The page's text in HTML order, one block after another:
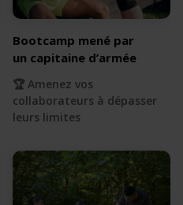
Bootcamp mené par
un capitaine d’armée
🏆 Amenez vos
collaborateurs à dépasser
leurs limites